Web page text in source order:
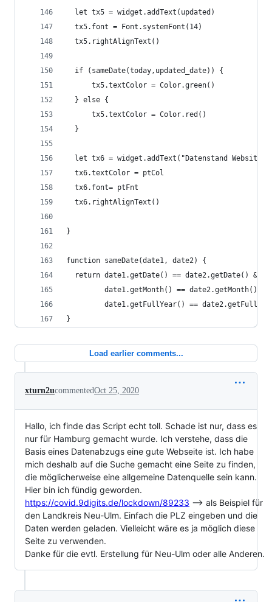
  let tx5 = widget.addText(updated)
  tx5.font = Font.systemFont(14)
  tx5.rightAlignText()
  if (sameDate(today,updated_date)) {
  	  tx5.textColor = Color.green()
  } else {
  	  tx5.textColor = Color.red()
  }
  let tx6 = widget.addText("Datenstand Website")
  tx6.textColor = ptCol
  tx6.font= ptFnt
  tx6.rightAlignText()
}
function sameDate(date1, date2) {
  return date1.getDate() == date2.getDate() &&
         date1.getMonth() == date2.getMonth() &&
date1.getFullYear() ==
}
Load earlier comments...
xturn2ucommentedOct 25, 2020
Hallo, ich finde das Script echt toll. Schade ist nur, dass es
nur für Hamburg gemacht wurde. Ich verstehe, dass die
Basis eines Datenabzugs eine gute Webseite ist. Ich habe
mich deshalb auf die Suche gemacht eine Seite zu finden,
die möglicherweise eine allgemeine Datenquelle sein kann.
Hier bin ich fündig geworden.
https://covid.9digits.de/lockdown/89233 --> als Beispiel für
den Landkreis Neu-Ulm. Einfach die PLZ eingeben und die
Daten werden geladen. Vielleicht wäre es ja möglich diese
Seite zu verwenden.
Danke für die evtl. Erstellung für Neu-Ulm oder alle Anderen.